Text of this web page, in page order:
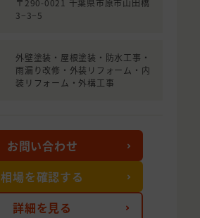
〒290-0021 千葉県市原市山田橋
3−3−5
外壁塗装・屋根塗装・防水工事・
雨漏り改修・外装リフォーム・内
装リフォーム・外構工事
詳細を見る
お問い合わせ
相場を確認する